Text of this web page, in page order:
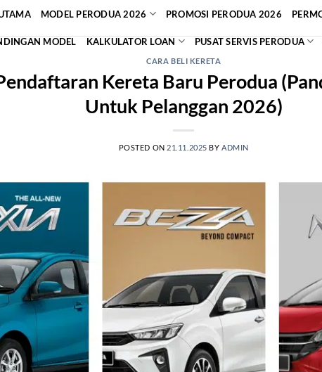
MODEL PERODUA 2026 PROMOSI PERODUA 2026
MODEL KALKULATOR LOAN PUSAT SERVIS PERODUA
CARA BELI KERETA
Kereta Baru Perodua
Untuk Pelanggan 2026)
POSTED ON 21.11.2025 BY ADMIN